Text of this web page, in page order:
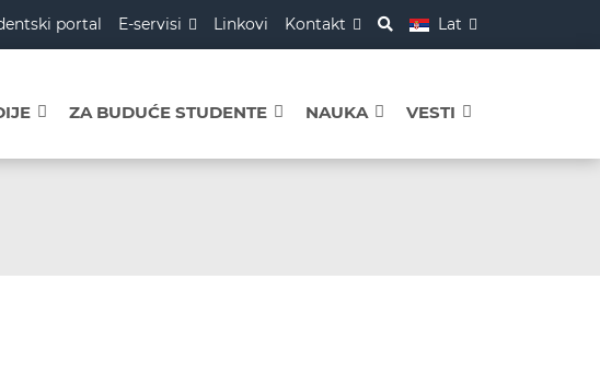
portal E-servisi Linkovi Kontakt Lat
ZA BUDUĆE STUDENTE NAUKA VESTI